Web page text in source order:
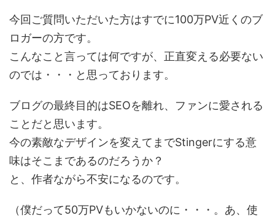
今回ご質問いただいた方はすでに100万PV近くのブ
ロガーの方です。
こんなこと言っては何ですが、正直変える必要ない
のでは・・・と思っております。
ブログの最終目的はSEOを離れ、ファンに愛される
ことだと思います。
今の素敵なデザインを変えてまでStingerにする意
味はそこまであるのだろうか？
と、作者ながら不安になるのです。
（僕だって50万PVもいかないのに・・・。あ、使